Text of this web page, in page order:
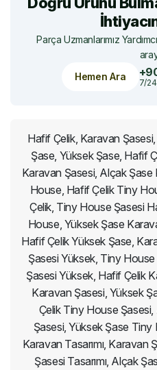
Parça Uzmanlarımız
Hemen Ara
7/
Hafif Çelik, Karavan
Şase, Yüksek Şase, Hafif
Karavan Şasesi, Alçak
House, Hafif Çelik Tiny
Çelik, Tiny House Şasesi
House, Yüksek Şase
Hafif Çelik Yüksek Şase,
Şasesi Yüksek, Tiny
Şasesi Yüksek, Hafif Çelik
Karavan Şasesi, Yüksek
Çelik Tiny House
Şasesi, Yüksek Şase
Karavan Tasarımı, Karavan
Şasesi Tasarımı, Alçak